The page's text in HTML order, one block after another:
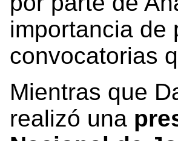
importancia de
convocatorias
Mientras que
realizó una